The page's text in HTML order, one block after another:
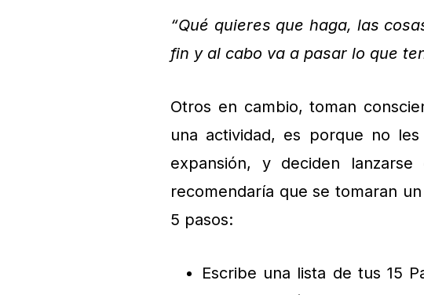
“Qué quieres que haga, las
fin y al cabo va a pasar lo que
Otros en cambio, toman
una actividad, es porque no
expansión, y deciden
recomendaría que se tomaran
5 pasos:
Escribe una lista de tus 15